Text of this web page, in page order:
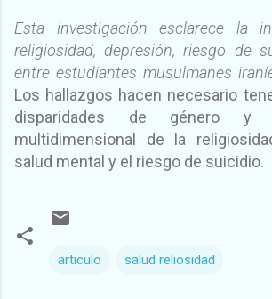
Esta investigación esclarece la
religiosidad, depresión, riesgo de
entre estudiantes musulmanes
Los hallazgos hacen necesario
disparidades de género y
multidimensional de la
salud mental y el riesgo de suicidio.
articulo salud reliosidad